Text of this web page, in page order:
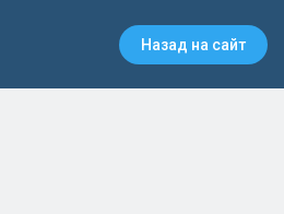
Назад на сайт